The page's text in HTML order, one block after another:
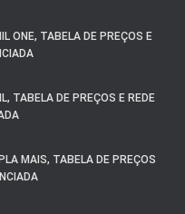
ONE, TABELA DE PREÇOS E
TABELA DE PREÇOS E REDE
MAIS, TABELA DE PREÇOS